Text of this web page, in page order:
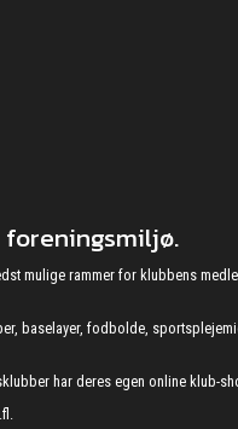
foreningsmiljø.
mulige rammer for klubbens
baselayer, fodbolde,
har deres egen online klub-